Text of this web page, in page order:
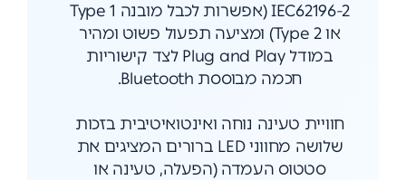
IEC62196-2 (אפשרות לכבל מובנה Type 1
או Type 2) ומציעה תפעול פשוט ומהיר
במודל Plug and Play לצד קישוריות
חכמה מבוססת Bluetooth.
חוויית טעינה נוחה ואינטואיטיבית בזכות
שלושה מחווני LED ברורים המציגים את
סטטוס העמדה (הפעלה, טעינה או